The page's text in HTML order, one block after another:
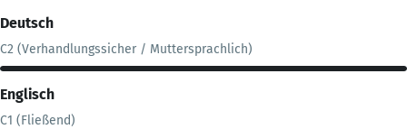
Deutsch
C2 (Verhandlungssicher / Muttersprachlich)
Englisch
C1 (Fließend)